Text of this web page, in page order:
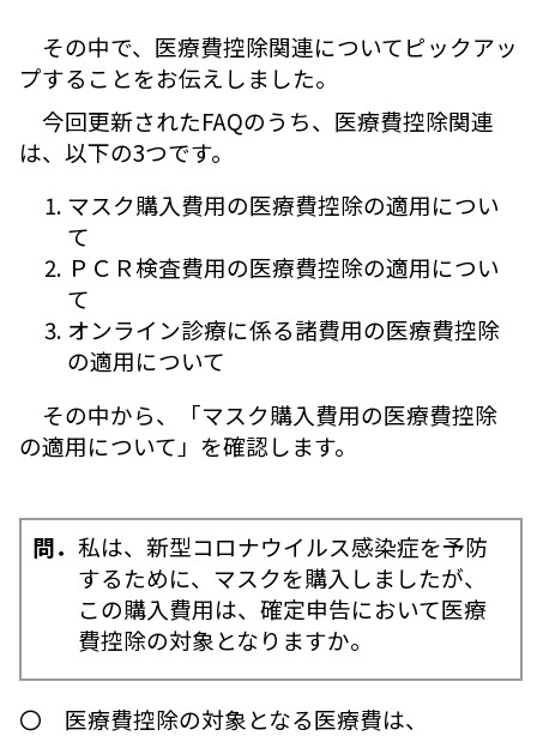
その中で、医療費控除関連についてピックアッ
プすることをお伝えしました。
今回更新されたFAQのうち、医療費控除関連
は、以下の3つです。
マスク購入費用の医療費控除の適用につい
て
ＰＣＲ検査費用の医療費控除の適用につい
て
オンライン診療に係る諸費用の医療費控除
の適用について
その中から、「マスク購入費用の医療費控除
の適用について」を確認します。
問．私は、新型コロナウイルス感染症を予防
するために、マスクを購入しましたが、
この購入費用は、確定申告において医療
費控除の対象となりますか。
〇 医療費控除の対象となる医療費は、